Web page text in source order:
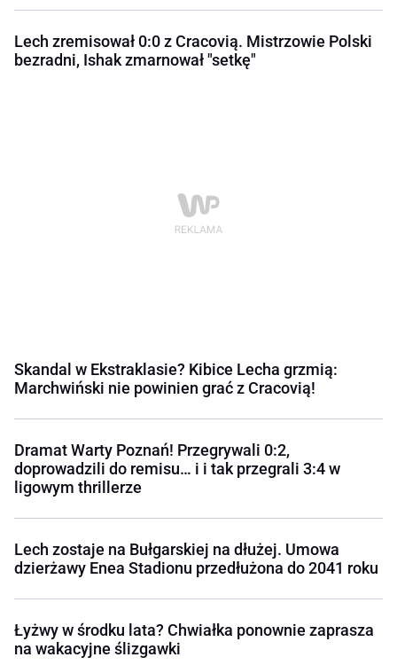
Lech zremisował 0:0 z Cracovią. Mistrzowie Polski
bezradni, Ishak zmarnował "setkę"
Skandal w Ekstraklasie? Kibice Lecha grzmią:
Marchwiński nie powinien grać z Cracovią!
Dramat Warty Poznań! Przegrywali 0:2,
doprowadzili do remisu… i i tak przegrali 3:4 w
ligowym thrillerze
Lech zostaje na Bułgarskiej na dłużej. Umowa
dzierżawy Enea Stadionu przedłużona do 2041 roku
Łyżwy w środku lata? Chwiałka ponownie zaprasza
na wakacyjne ślizgawki